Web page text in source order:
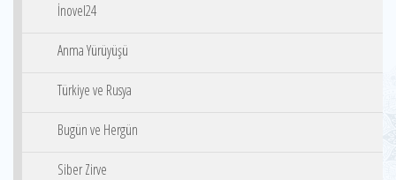
İnovel24
Anma Yürüyüşü
Türkiye ve Rusya
Bugün ve Hergün
Siber Zirve